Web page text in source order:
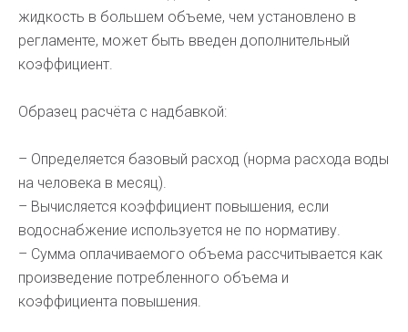
жидкость в большем объеме, чем установлено в
регламенте, может быть введен дополнительный
коэффициент.
Образец расчёта с надбавкой:
– Определяется базовый расход (норма расхода воды
на человека в месяц).
– Вычисляется коэффициент повышения, если
водоснабжение используется не по нормативу.
– Сумма оплачиваемого объема рассчитывается как
произведение потребленного объема и
коэффициента повышения.